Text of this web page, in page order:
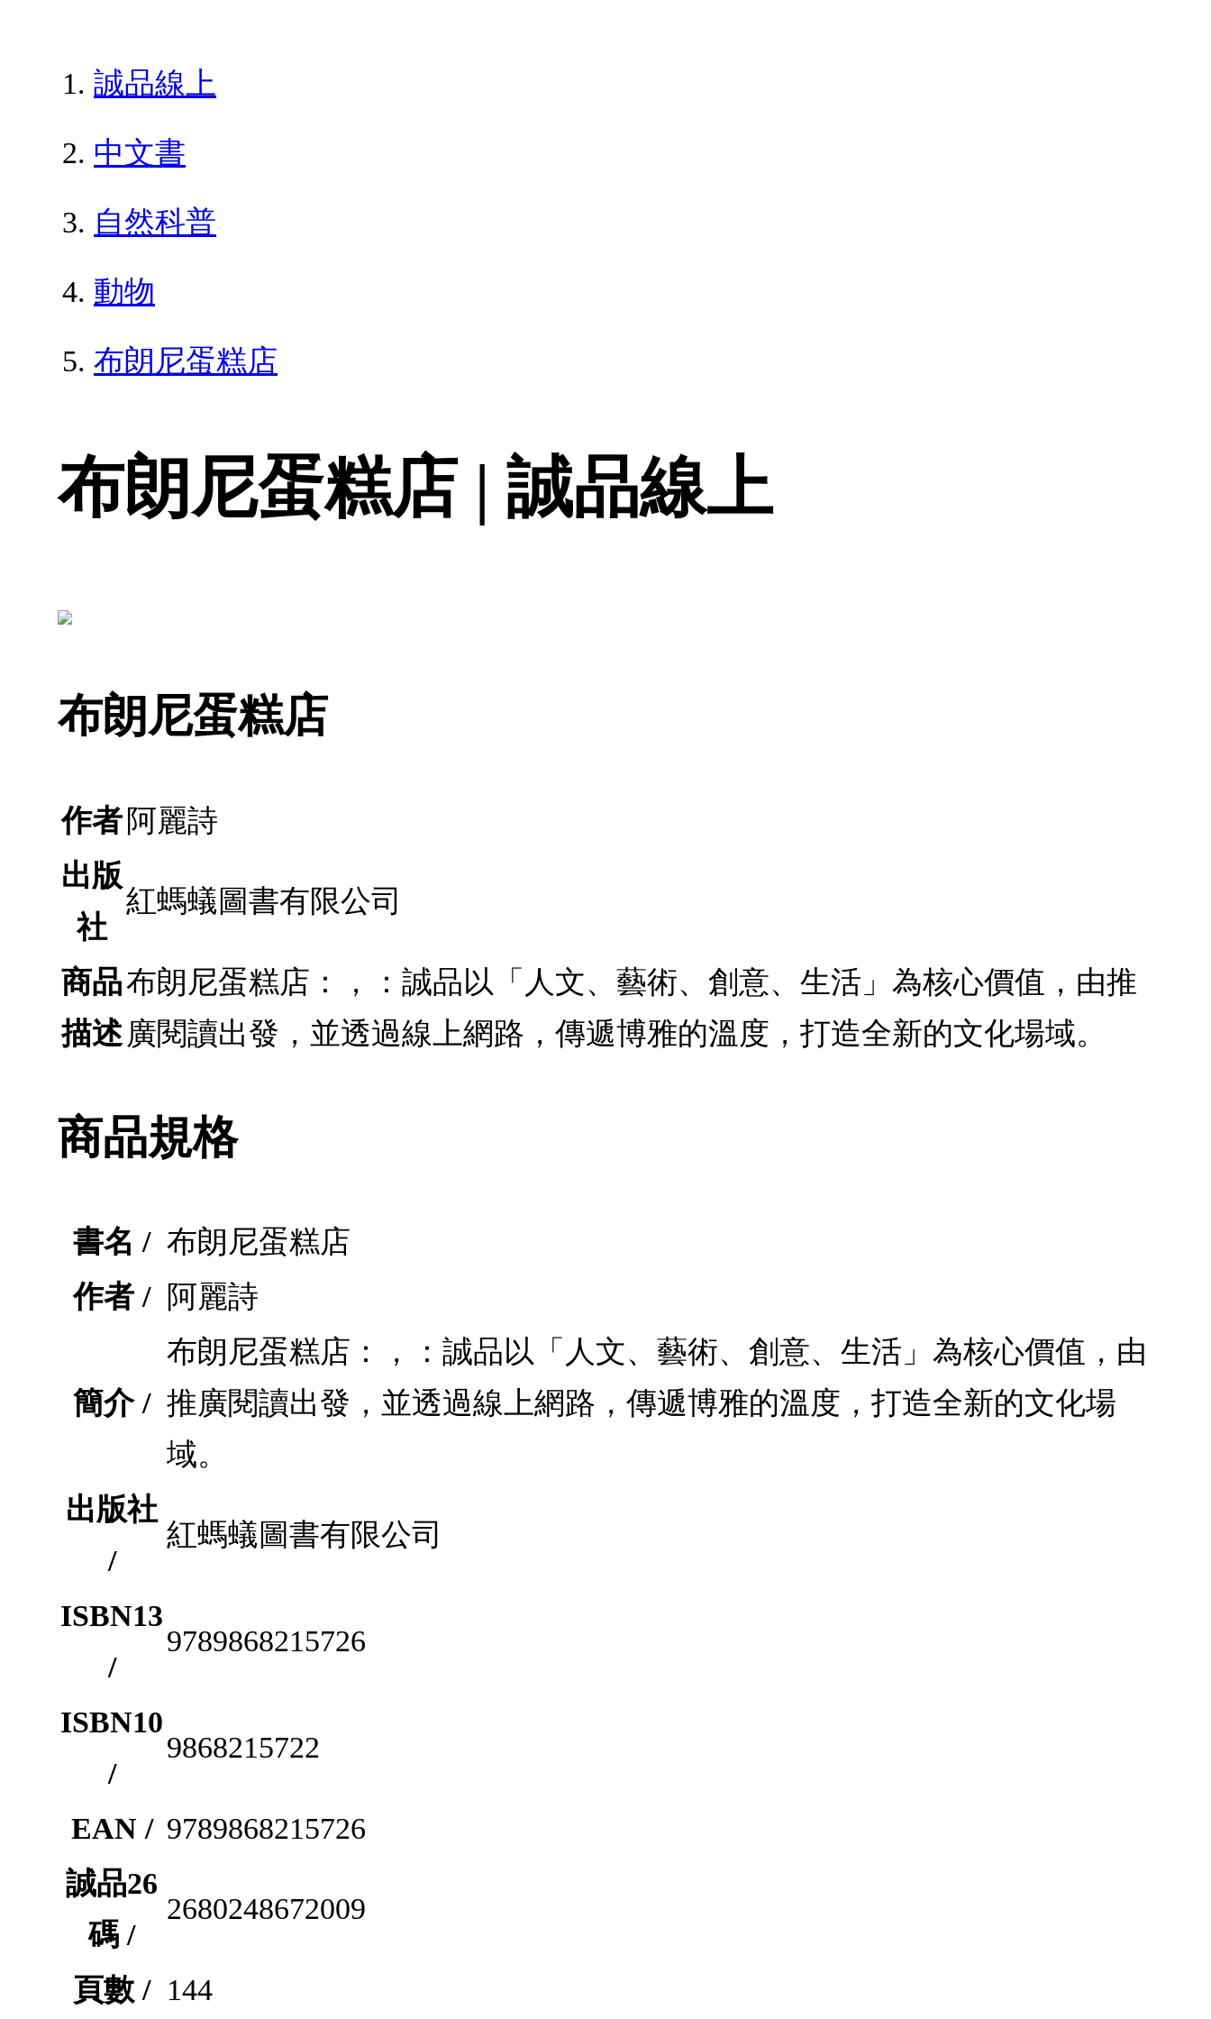
誠品線上
中文書
自然科普
動物
布朗尼蛋糕店
布朗尼蛋糕店 | 誠品線上
布朗尼蛋糕店
作者 阿麗詩
出版
社
紅螞蟻圖書有限公司
商品
描述
布朗尼蛋糕店：，：誠品以「人文、藝術、創意、生活」為核心價值，由推
廣閱讀出發，並透過線上網路，傳遞博雅的溫度，打造全新的文化場域。
商品規格
書名 / 布朗尼蛋糕店
作者 / 阿麗詩
簡介 /
布朗尼蛋糕店：，：誠品以「人文、藝術、創意、生活」為核心價值，由
推廣閱讀出發，並透過線上網路，傳遞博雅的溫度，打造全新的文化場
域。
出版社
/
紅螞蟻圖書有限公司
ISBN13
/
9789868215726
ISBN10
/
9868215722
EAN / 9789868215726
誠品26
碼 /
2680248672009
頁數 / 144